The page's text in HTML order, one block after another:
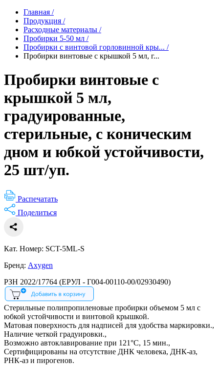
Главная /
Продукция /
Расходные материалы /
Пробирки 5-50 мл /
Пробирки с винтовой горловинной кры... /
Пробирки винтовые с крышкой 5 мл, г...
Пробирки винтовые с
крышкой 5 мл,
градуированные,
стерильные, с коническим
дном и юбкой устойчивости,
25 шт/уп.
Распечатать
Поделиться
Кат. Номер: SCT-5ML-S
Бренд: Axygen
РЗН 2022/17764 (ЕРУЛ - Г004-00110-00/02930490)
Стерильные полипропиленовые пробирки объемом 5 мл с
юбкой устойчивости и винтовой крышкой.
Матовая поверхность для надписей для удобства маркировки.,
Наличие четкой градуировки.,
Возможно автоклавирование при 121°С, 15 мин.,
Сертифицированы на отсутствие ДНК человека, ДНК-аз,
РНК-аз и пирогенов.